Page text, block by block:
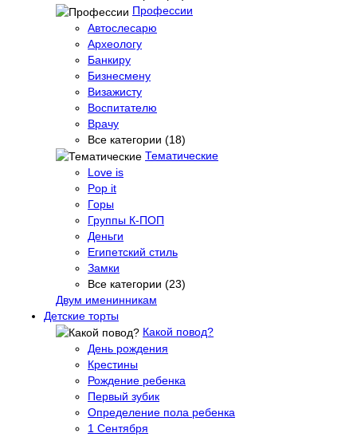
Профессии
Автослесарю
Археологу
Банкиру
Бизнесмену
Визажисту
Воспитателю
Врачу
Все категории (18)
Тематические
Love is
Pop it
Горы
Группы К-ПОП
Деньги
Египетский стиль
Замки
Все категории (23)
Двум именинникам
Детские торты
Какой повод?
День рождения
Крестины
Рождение ребенка
Первый зубик
Определение пола ребенка
1 Сентября